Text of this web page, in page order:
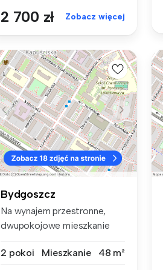
2 700 zł Zobacz więcej
Bydgoszcz
Na wynajem przestronne,
dwupokojowe mieszkanie
2 pokoi
Mieszkanie 48 m²